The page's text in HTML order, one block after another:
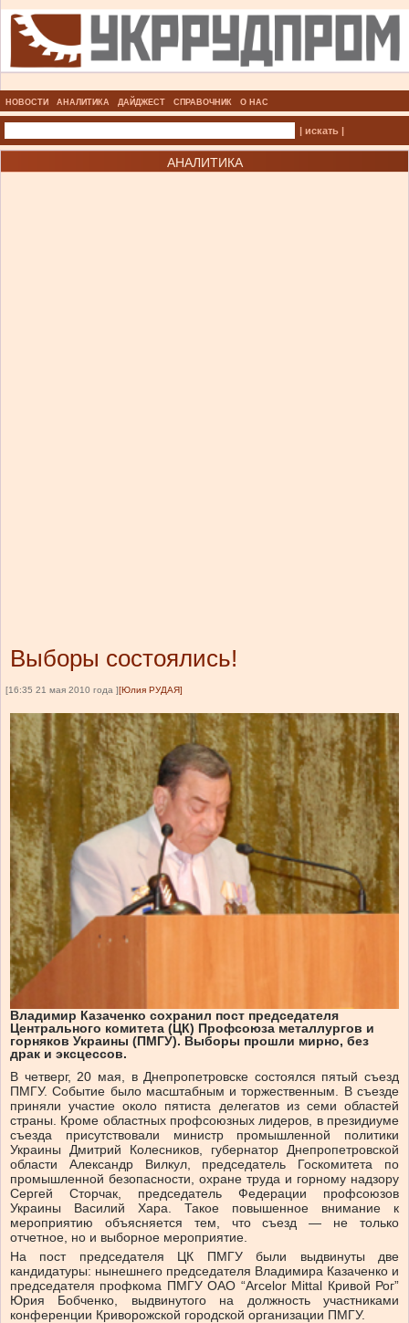
НОВОСТИ АНАЛИТИКА ДАЙДЖЕСТ СПРАВОЧНИК О НАС
| искать |
АНАЛИТИКА
Выборы состоялись!
[16:35 21 мая 2010 года ] [Юлия РУДАЯ]
Владимир Казаченко сохранил пост председателя
Центрального комитета (ЦК) Профсоюза металлургов и
горняков Украины (ПМГУ). Выборы прошли мирно, без
драк и эксцессов.
В четверг, 20 мая, в Днепропетровске состоялся пятый съезд
ПМГУ. Событие было масштабным и торжественным. В съезде
приняли участие около пятиста делегатов из семи областей
страны. Кроме областных профсоюзных лидеров, в президиуме
съезда присутствовали министр промышленной политики
Украины Дмитрий Колесников, губернатор Днепропетровской
области Александр Вилкул, председатель Госкомитета по
промышленной безопасности, охране труда и горному надзору
Сергей Сторчак, председатель Федерации профсоюзов
Украины Василий Хара. Такое повышенное внимание к
мероприятию объясняется тем, что съезд — не только
отчетное, но и выборное мероприятие.
На пост председателя ЦК ПМГУ были выдвинуты две
кандидатуры: нынешнего председателя Владимира Казаченко и
председателя профкома ПМГУ ОАО “Arcelor Mittal Кривой Рог”
Юрия Бобченко, выдвинутого на должность участниками
конференции Криворожской городской организации ПМГУ.